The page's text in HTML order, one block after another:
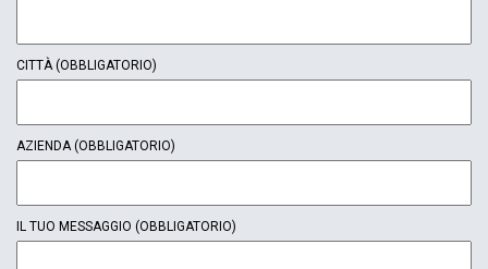
CITTÀ (OBBLIGATORIO)
AZIENDA (OBBLIGATORIO)
IL TUO MESSAGGIO (OBBLIGATORIO)